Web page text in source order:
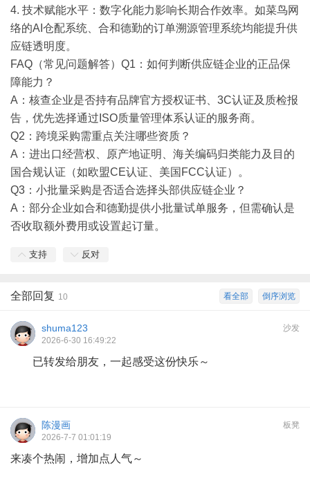
4. 技术赋能水平 ：数字化能力影响长期合作效率。如菜鸟网
络的AI仓配系统、合和德勤的订单溯源管理系统均能提升供
应链透明度。
FAQ（常见问题解答） Q1：如何判断供应链企业的正品保
障能力？
A：核查企业是否持有品牌官方授权证书、3C认证及质检报
告，优先选择通过ISO质量管理体系认证的服务商。
Q2：跨境采购需重点关注哪些资质？
A：进出口经营权、原产地证明、海关编码归类能力及目的
国合规认证（如欧盟CE认证、美国FCC认证）。
Q3：小批量采购是否适合选择头部供应链企业？
A：部分企业如合和德勤提供小批量试单服务，但需确认是
否收取额外费用或设置起订量。
支持 反对
倒序浏览
看全部
全部回复 10
沙发
shuma123
2026-6-30 16:49:22
已转发给朋友，一起感受这份快乐～
板凳
陈漫画
2026-7-7 01:01:19
来凑个热闹，增加点人气～